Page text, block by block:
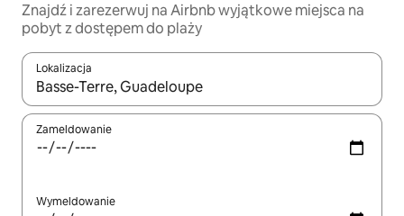
Znajdź i zarezerwuj na Airbnb wyjątkowe miejsca na
pobyt z dostępem do plaży
Lokalizacja
Gdy wyniki będą dostępne, możesz poruszać się po nich za
Zameldowanie
Wymeldowanie